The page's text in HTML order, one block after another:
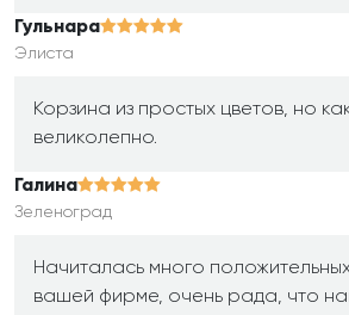
Гульнара
Элиста
Корзина из простых цветов, но
великолепно.
Галина
Зеленоград
Начиталась много
вашей фирме, очень рада, что